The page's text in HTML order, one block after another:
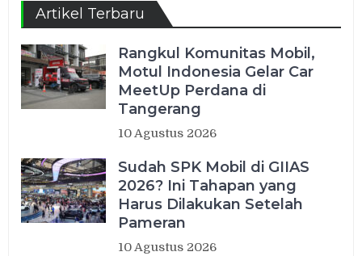
Artikel Terbaru
Rangkul Komunitas Mobil,
Motul Indonesia Gelar Car
MeetUp Perdana di
Tangerang
10 Agustus 2026
Sudah SPK Mobil di GIIAS
2026? Ini Tahapan yang
Harus Dilakukan Setelah
Pameran
10 Agustus 2026